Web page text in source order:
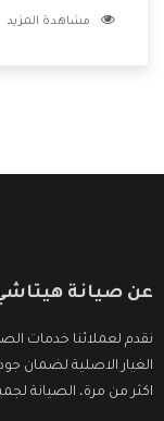
الشركة بها والتى
مشاهدة المزيد
عن صيانة
نقدم لعملائنا خدمات
الغيار الاصلية لضمان
اكثر من مرة، الصيانة